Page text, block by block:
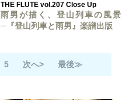
THE FLUTE vol.207 Close Up
雨男が描く、登山列車の風景
─『登山列車と雨男』楽譜出版
5 次へ> 最後≫